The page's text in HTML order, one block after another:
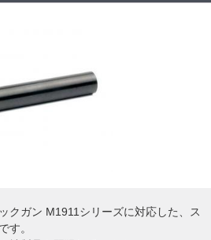
クガン M1911シリーズに対応した、ス
す。